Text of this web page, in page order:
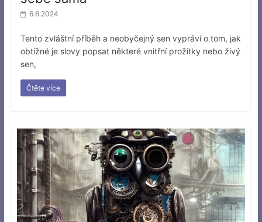
6.6.2024
Tento zvláštní příběh a neobyčejný sen vypráví o tom, jak
obtížné je slovy popsat některé vnitřní prožitky nebo živý
sen,
Čtěte více